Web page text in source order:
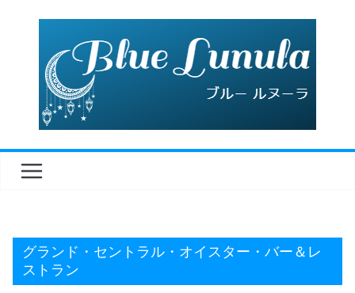
グランド・セントラル・オイスター・バー＆レ
ストラン